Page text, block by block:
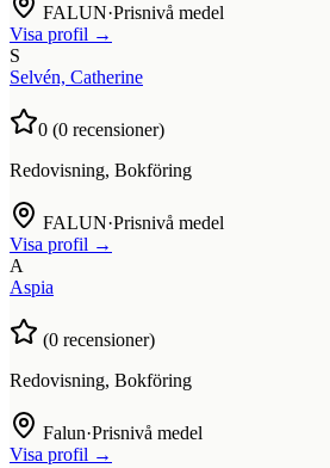
FALUN·Prisnivå medel
Visa profil →
S
Selvén, Catherine
0 (0 recensioner)
Redovisning, Bokföring
FALUN·Prisnivå medel
Visa profil →
A
Aspia
(0 recensioner)
Redovisning, Bokföring
Falun·Prisnivå medel
Visa profil →